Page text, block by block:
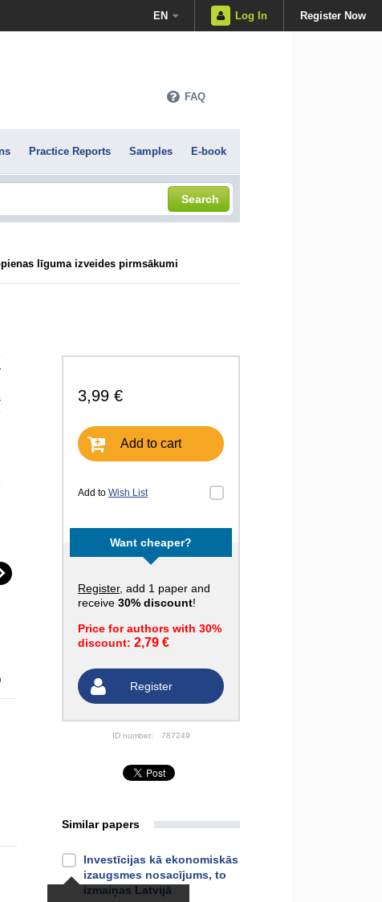
EN Log In Register Now
FAQ
Practice Reports Samples E-book
Search
līguma izveides pirmsākumi
3,99 €
Add to cart
Add to Wish List
Want cheaper?
Register, add 1 paper and
receive 30% discount!
Price for authors with 30%
discount: 2,79 €
Register
ID number: 787249
Similar papers
Investīcijas kā ekonomiskās
izaugsmes nosacījums, to
izmaiņas Latvijā